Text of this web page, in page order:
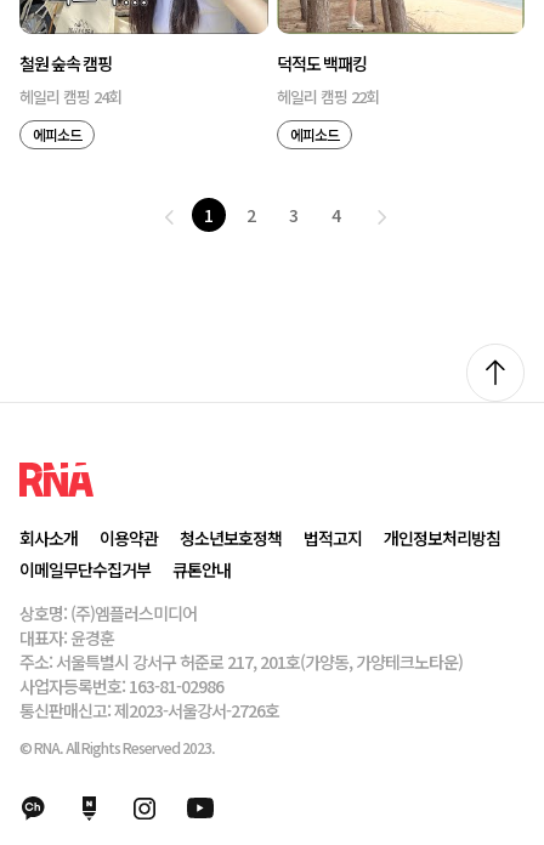
철원 숲속 캠핑
헤일리 캠핑 24회
에피소드
덕적도 백패킹
헤일리 캠핑 22회
에피소드
1 2 3 4
회사소개 이용약관 개인정보처리방침
청소년보호정책
법적고지
이메일무단수집거부
큐톤안내
상호명: (주)엠플러스미디어
대표자: 윤경훈
주소: 서울특별시 강서구 허준로 217, 201호(가양동, 가양테크노타운)
사업자등록번호: 163-81-02986
통신판매신고: 제2023-서울강서-2726호
© RNA. All Rights Reserved 2023.